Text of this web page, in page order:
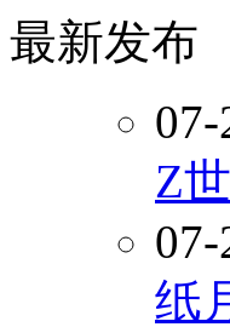
最新发布
07-
Z
07-
纸